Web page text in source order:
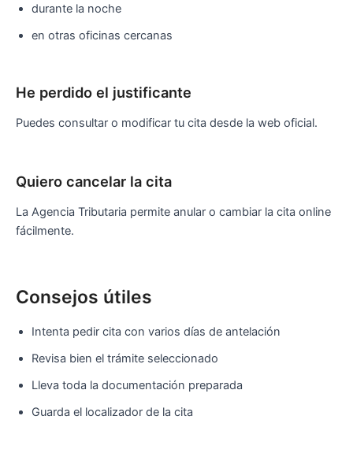
durante la noche
en otras oficinas cercanas
He perdido el justificante
Puedes consultar o modificar tu cita desde la web oficial.
Quiero cancelar la cita
La Agencia Tributaria permite anular o cambiar la cita online
fácilmente.
Consejos útiles
Intenta pedir cita con varios días de antelación
Revisa bien el trámite seleccionado
Lleva toda la documentación preparada
Guarda el localizador de la cita